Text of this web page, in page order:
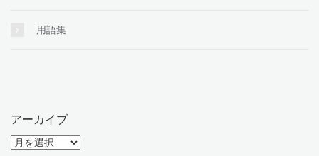
用語集
アーカイブ
ア